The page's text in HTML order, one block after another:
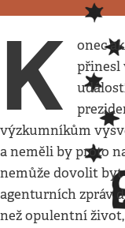
K
onec
přinesl
výzkumníkům
a neměli by proto
nemůže dovolit byt
agenturních zpráv
než opulentní